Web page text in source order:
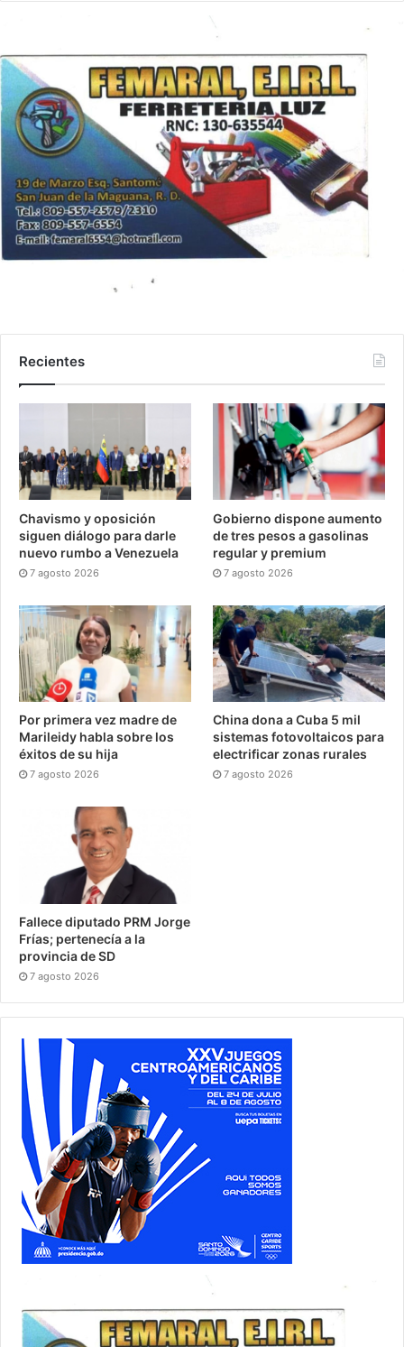
Recientes
Chavismo y oposición
siguen diálogo para darle
nuevo rumbo a Venezuela
7 agosto 2026
Gobierno dispone aumento
de tres pesos a gasolinas
regular y premium
7 agosto 2026
Por primera vez madre de
Marileidy habla sobre los
éxitos de su hija
7 agosto 2026
China dona a Cuba 5 mil
sistemas fotovoltaicos para
electrificar zonas rurales
7 agosto 2026
Fallece diputado PRM Jorge
Frías; pertenecía a la
provincia de SD
7 agosto 2026